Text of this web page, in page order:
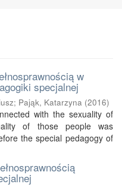
w
specjalnej
; Pająk, Katarzyna (2016)
with the sexuality of
of those people was
the special pedagogy of